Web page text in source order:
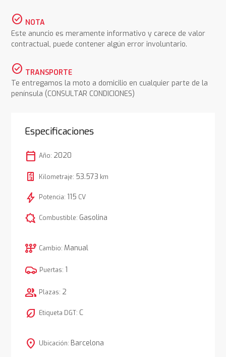
check_circle NOTA
Este anuncio es meramente informativo y carece de valor
contractual, puede contener algún error involuntario.
check_circle TRANSPORTE
Te entregamos la moto a domicilio en cualquier parte de la
península (CONSULTAR CONDICIONES)
Especificaciones
calendar_today Año: 2020
Kilometraje: 53.573 km
bolt Potencia: 115 CV
comic_bubble Combustible: Gasolina
auto_transmission Cambio: Manual
Puertas: 1
group Plazas: 2
nest_eco_leaf Etiqueta DGT: C
location_on Ubicación: Barcelona